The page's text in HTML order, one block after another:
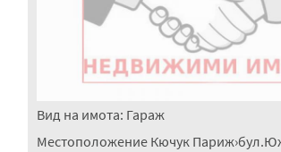
Вид на имота: Гараж
Местоположение Кючук Париж›